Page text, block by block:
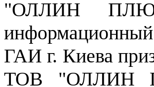
"ОЛЛИН
ГАИ г. Киева
ТОВ "ОЛЛИН